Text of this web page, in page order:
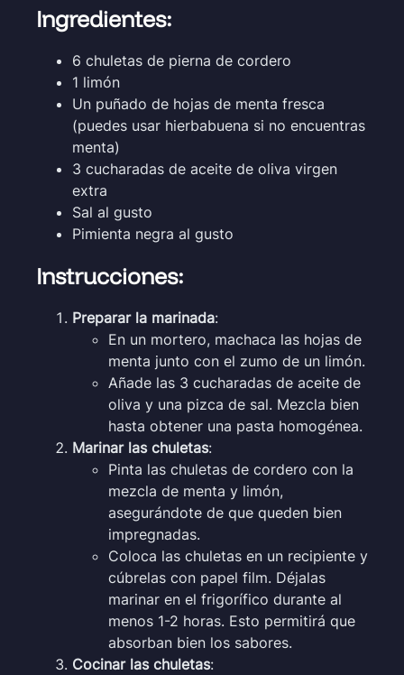
Ingredientes:
6 chuletas de pierna de cordero
1 limón
Un puñado de hojas de menta fresca
(puedes usar hierbabuena si no encuentras
menta)
3 cucharadas de aceite de oliva virgen
extra
Sal al gusto
Pimienta negra al gusto
Instrucciones:
Preparar la marinada:
En un mortero, machaca las hojas de
menta junto con el zumo de un limón.
Añade las 3 cucharadas de aceite de
oliva y una pizca de sal. Mezcla bien
hasta obtener una pasta homogénea.
Marinar las chuletas:
Pinta las chuletas de cordero con la
mezcla de menta y limón,
asegurándote de que queden bien
impregnadas.
Coloca las chuletas en un recipiente y
cúbrelas con papel film. Déjalas
marinar en el frigorífico durante al
menos 1-2 horas. Esto permitirá que
absorban bien los sabores.
Cocinar las chuletas: